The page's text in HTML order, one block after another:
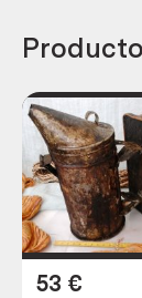
53 €